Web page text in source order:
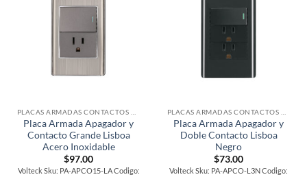
Placa Armada Apagador y
Contacto Grande Lisboa
Acero Inoxidable
$97.00
Volteck Sku: PA-APCO15-LA Codigo:
Placa Armada Apagador y
Doble Contacto Lisboa
Negro
$73.00
Volteck Sku: PA-APCO-L3N Codigo: